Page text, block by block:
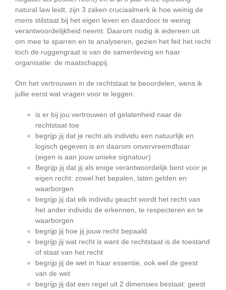
natural law leidt, zijn 3 zaken cruciaalmerk ik hoe weinig de
mens stilstaat bij het eigen leven en daardoor te weinig
verantwoordelijkheid neemt. Daarom nodig ik iedereen uit
om mee te sparren en te analyseren, gezien het feit het recht
toch de ruggengraat is van de samenleving en haar
organisatie: de maatschappij.
Om het vertrouwen in de rechtstaat te beoordelen, wens ik
jullie eerst wat vragen voor te leggen:
is er bij jou vertrouwen of gelatenheid naar de
rechtstaat toe
begrijp jij dat je recht als individu een natuurlijk en
logisch gegeven is en daarom onvervreemdbaar
(eigen is aan jouw unieke signatuur)
Begrijp jij dat jij als enige verantwoordelijk bent voor je
eigen recht: zowel het bepalen, laten gelden en
waarborgen
begrijp jij dat elk individu geacht wordt het recht van
het ander individu de erkennen, te respecteren en te
waarborgen
begrijp jij hoe jij jouw recht bepaald
begrijp jij wat recht is want de rechtstaat is de toestand
of staat van het recht
begrijp jij de wet in haar essentie, ook wel de geest
van de wet
begrijp jij dat een regel uit 2 dimensies bestaat: geest